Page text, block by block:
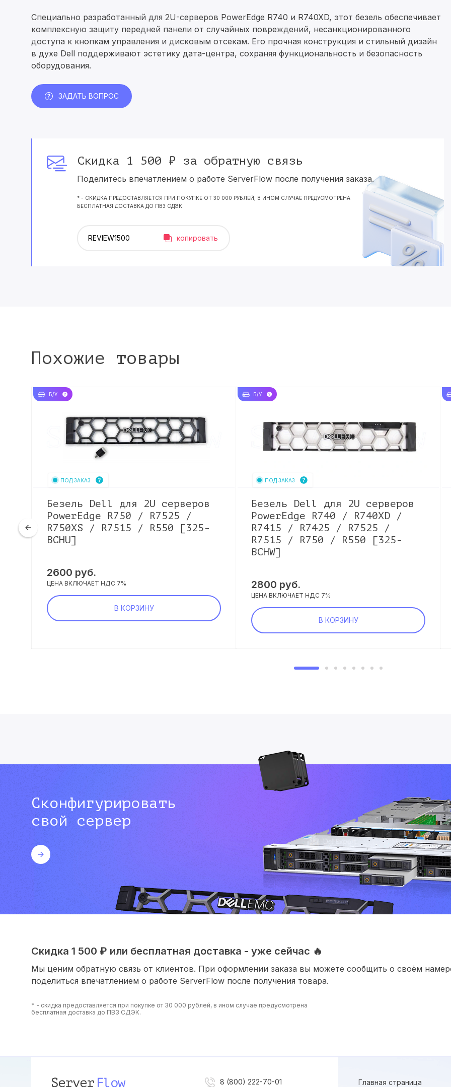
Специально разработанный для 2U-серверов PowerEdge R740 и R740XD, этот безель обеспечивает
комплексную защиту передней панели от случайных повреждений, несанкционированного
доступа к кнопкам управления и дисковым отсекам. Его прочная конструкция и стильный дизайн
в духе Dell поддерживают эстетику дата-центра, сохраняя функциональность и безопасность
оборудования.
ЗАДАТЬ ВОПРОС
Скидка 1 500 ₽ за обратную связь
Поделитесь впечатлением о работе ServerFlow после получения заказа.
* - СКИДКА ПРЕДОСТАВЛЯЕТСЯ ПРИ ПОКУПКЕ ОТ 30 000 РУБЛЕЙ, В ИНОМ СЛУЧАЕ ПРЕДУСМОТРЕНА
БЕСПЛАТНАЯ ДОСТАВКА ДО ПВЗ СДЭК.
копировать
Похожие товары
Б/У
ПОД ЗАКАЗ
Безель Dell для 2U серверов
PowerEdge R750 / R7525 /
R750XS / R7515 / R550 [325-
BCHU]
2600 руб.
ЦЕНА ВКЛЮЧАЕТ НДС 7%
В КОРЗИНУ
Б/У
ПОД ЗАКАЗ
Безель Dell для 2U серверов
PowerEdge R740 / R740XD /
R7415 / R7425 / R7525 /
R7515 / R750 / R550 [325-
BCHW]
2800 руб.
ЦЕНА ВКЛЮЧАЕТ НДС 7%
В КОРЗИНУ
Сконфигурировать
свой сервер
Скидка 1 500 ₽ или бесплатная доставка - уже сейчас 🔥
Мы ценим обратную связь от клиентов. При оформлении заказа вы можете сообщить о своём
поделиться впечатлением о работе ServerFlow после получения товара.
* - скидка предоставляется при покупке от 30 000 рублей, в ином случае предусмотрена
бесплатная доставка до ПВЗ СДЭК.
8 (800) 222-70-01
Главная страница